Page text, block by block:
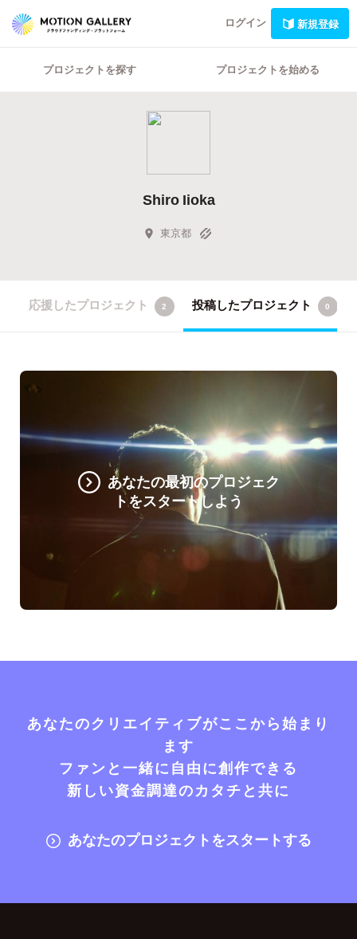
ログイン 新規登録
プロジェクトを探す プロジェクトを始める
Shiro Iioka
東京都
応援したプロジェクト 2 投稿したプロジェクト 0
あなたの最初のプロジェク
トをスタートしよう
あなたのクリエイティブがここから始まり
ます
ファンと一緒に自由に創作できる
新しい資金調達のカタチと共に
あなたのプロジェクトをスタートする